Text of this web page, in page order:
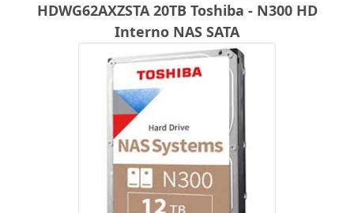
HDWG62AXZSTA 20TB Toshiba - N300 HD
Interno NAS SATA